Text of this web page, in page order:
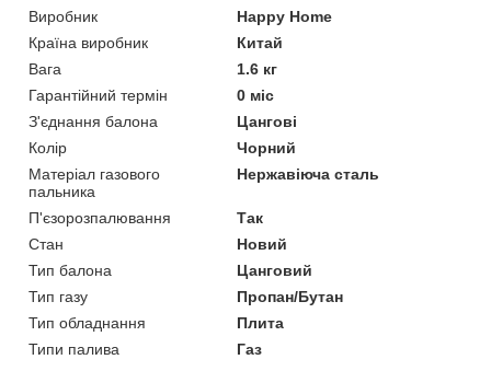
Виробник
Happy Home
Країна виробник
Китай
Вага
1.6 кг
Гарантійний термін
0 міс
З'єднання балона
Цангові
Колір
Чорний
Матеріал газового
пальника
Нержавіюча сталь
П'єзорозпалювання
Так
Стан
Новий
Тип балона
Цанговий
Тип газу
Пропан/Бутан
Тип обладнання
Плита
Типи палива
Газ